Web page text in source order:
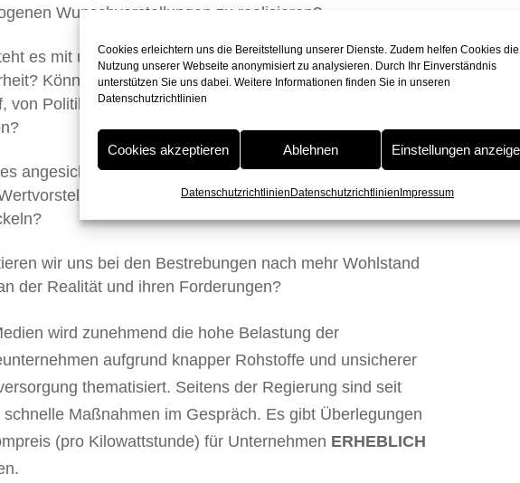
Cookies erleichtern uns die Bereitstellung unserer Dienste. Zudem helfen Cookies die
Nutzung unserer Webseite anonymisiert zu analysieren. Durch Ihr Einverständnis
unterstützen Sie uns dabei. Weitere Informationen finden Sie in unseren
Datenschutzrichtlinien
Cookies akzeptieren Ablehnen Einstellungen
Datenschutzrichtlinien Datenschutzrichtlinien Impressum
Wunschvorstellungen zu realisieren?
es mit unserem Vertrauen in die wirtschaftliche
Können wir noch auf unsere Leistung vertrauen oder
von Politik und Regierung in der Not aufgefangen zu
angesichts der letzten Entwicklungen nicht an der Zeit,
jenseits der Wachstumsideologie zu
wir uns bei den Bestrebungen nach mehr Wohlstand
der Realität und ihren Forderungen?
wird zunehmend die hohe Belastung der
aufgrund knapper Rohstoffe und unsicherer
thematisiert. Seitens der Regierung sind seit
schnelle Maßnahmen im Gespräch. Es gibt Überlegungen
(pro Kilowattstunde) für Unternehmen ERHEBLICH